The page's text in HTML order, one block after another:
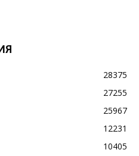
28375
27255
25967
12231
10405